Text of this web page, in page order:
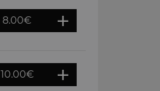
8.00€
10.00€